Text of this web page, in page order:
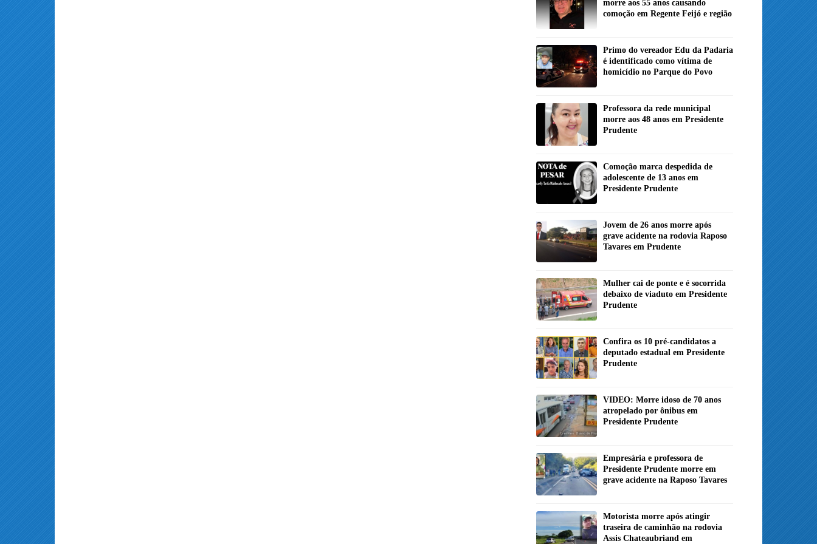
morre aos 55 anos causando
comoção em Regente Feijó e região
Primo do vereador Edu da Padaria
é identificado como vítima de
homicídio no Parque do Povo
Professora da rede municipal
morre aos 48 anos em Presidente
Prudente
Comoção marca despedida de
adolescente de 13 anos em
Presidente Prudente
Jovem de 26 anos morre após
grave acidente na rodovia Raposo
Tavares em Prudente
Mulher cai de ponte e é socorrida
debaixo de viaduto em Presidente
Prudente
Confira os 10 pré-candidatos a
deputado estadual em Presidente
Prudente
VIDEO: Morre idoso de 70 anos
atropelado por ônibus em
Presidente Prudente
Empresária e professora de
Presidente Prudente morre em
grave acidente na Raposo Tavares
Motorista morre após atingir
traseira de caminhão na rodovia
Assis Chateaubriand em